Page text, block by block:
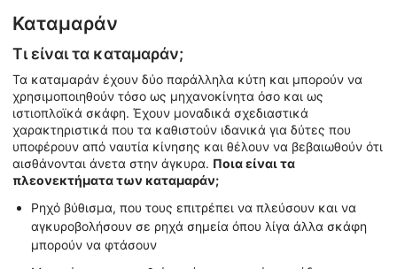
Καταμαράν
Τι είναι τα καταμαράν;
Τα καταμαράν έχουν δύο παράλληλα κύτη και μπορούν να
χρησιμοποιηθούν τόσο ως μηχανοκίνητα όσο και ως
ιστιοπλοϊκά σκάφη. Έχουν μοναδικά σχεδιαστικά
χαρακτηριστικά που τα καθιστούν ιδανικά για δύτες που
υποφέρουν από ναυτία κίνησης και θέλουν να βεβαιωθούν ότι
αισθάνονται άνετα στην άγκυρα. Ποια είναι τα
πλεονεκτήματα των καταμαράν;
Ρηχό βύθισμα, που τους επιτρέπει να πλεύσουν και να
αγκυροβολήσουν σε ρηχά σημεία όπου λίγα άλλα σκάφη
μπορούν να φτάσουν